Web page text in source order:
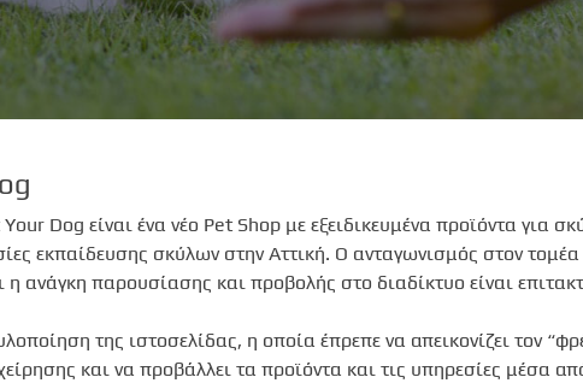
Dog είναι ένα νέο Pet Shop με εξειδικευμένα προϊόντα για
εκπαίδευσης σκύλων στην Αττική. Ο ανταγωνισμός στον τομέα
η ανάγκη παρουσίασης και προβολής στο διαδίκτυο είναι
της ιστοσελίδας, η οποία έπρεπε να απεικονίζει τον
και να προβάλλει τα προϊόντα και τις υπηρεσίες μέσα